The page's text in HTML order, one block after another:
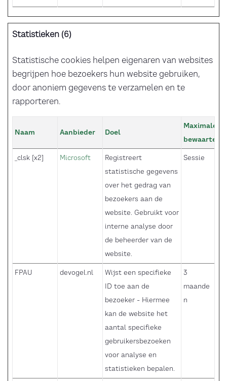
Statistieken (6)
Statistische cookies helpen eigenaren van websites
begrijpen hoe bezoekers hun website gebruiken,
door anoniem gegevens te verzamelen en te
rapporteren.
Naam Aanbieder Doel
Maximale
_clsk [x2]
Microsoft
Registreert
statistische gegevens
over het gedrag van
bezoekers aan de
website. Gebruikt voor
interne analyse door
de beheerder van de
website.
Sessie
FPAU devogel.nl
Wijst een specifieke
ID toe aan de
bezoeker - Hiermee
kan de website het
aantal specifieke
gebruikersbezoeken
voor analyse en
statistieken bepalen.
3
maande
n